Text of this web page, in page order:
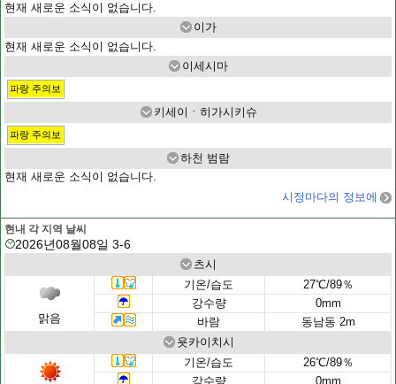
현재 새로운 소식이 없습니다.
이가
현재 새로운 소식이 없습니다.
이세시마
파랑 주의보
키세이ㆍ히가시키슈
파랑 주의보
하천 범람
현재 새로운 소식이 없습니다.
시정마다의 정보에
현내 각 지역 날씨
2026년08월08일 3-6
츠시
맑음
기온/습도
27℃/89％
강수량
0mm
바람
동남동 2m
욧카이치시
기온/습도
26℃/89％
강수량
0mm